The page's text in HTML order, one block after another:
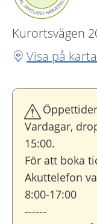
Kurortsvägen
Visa på karta
Öppettider
Vardagar,
15:00.
För att boka
Akuttelefon
8:00-17:00
------